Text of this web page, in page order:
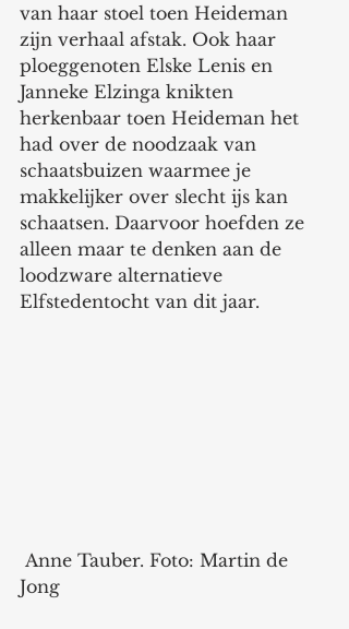
van haar stoel toen Heideman
zijn verhaal afstak. Ook haar
ploeggenoten Elske Lenis en
Janneke Elzinga knikten
herkenbaar toen Heideman het
had over de noodzaak van
schaatsbuizen waarmee je
makkelijker over slecht ijs kan
schaatsen. Daarvoor hoefden ze
alleen maar te denken aan de
loodzware alternatieve
Elfstedentocht van dit jaar.
Jong